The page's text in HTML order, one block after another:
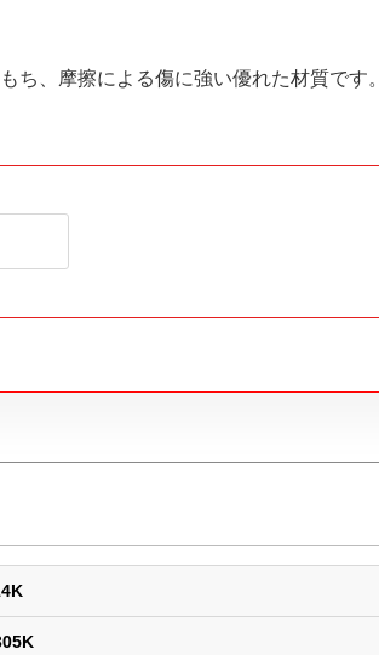
、摩擦による傷に強い優れた材質です。